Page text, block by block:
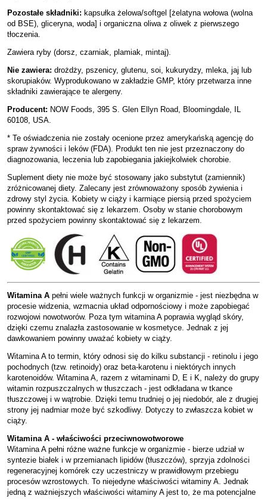
Pozostałe składniki: kapsułka żelowa/softgel [żelatyna wołowa (wolna
od BSE), gliceryna, woda] i organiczna oliwa z oliwek z pierwszego
tłoczenia.
Zawiera ryby (dorsz, czarniak, plamiak, mintaj).
Nie zawiera: drożdży, pszenicy, glutenu, soi, kukurydzy, mleka, jaj lub
skorupiaków. Wyprodukowano w zakładzie GMP, który przetwarza inne
składniki zawierające te alergeny.
Producent: NOW Foods, 395 S. Glen Ellyn Road, Bloomingdale, IL
60108, USA.
* Te oświadczenia nie zostały ocenione przez amerykańską agencję do
spraw żywności i leków (FDA). Produkt ten nie jest przeznaczony do
diagnozowania, leczenia lub zapobiegania jakiejkolwiek chorobie.
Suplement diety nie może być stosowany jako substytut (zamiennik)
zróżnicowanej diety. Zalecany jest zrównoważony sposób żywienia i
zdrowy styl życia. Kobiety w ciąży i karmiące piersią przed spożyciem
powinny skontaktować się z lekarzem. Osoby w stanie chorobowym
przed spożyciem powinny skontaktować się z lekarzem.
Witamina A pełni wiele ważnych funkcji w organizmie - jest niezbędna w
procesie widzenia, wzmacnia układ odpornościowy i może zapobiegać
rozwojowi nowotworów. Poza tym witamina A poprawia wygląd skóry,
dzięki czemu znalazła zastosowanie w kosmetyce. Jednak z jej
dawkowaniem powinny uważać kobiety w ciąży.
Witamina A to termin, który odnosi się do kilku substancji - retinolu i jego
pochodnych (tzw. retinoidy) oraz beta-karotenu i niektórych innych
karotenoidów. Witamina A, razem z witaminami D, E i K, należy do grupy
witamin rozpuszczalnych w tłuszczach - jest odkładana w tkance
tłuszczowej i w wątrobie. Dzięki temu trudniej o jej niedobór, ale z drugiej
strony jej nadmiar może być szkodliwy. Dotyczy to zwłaszcza kobiet w
ciąży.
Witamina A - właściwości przeciwnowotworowe
Witamina A pełni różne ważne funkcje w organizmie - bierze udział w
syntezie białek i w przemianach lipidów (tłuszczów), sprzyja zdolności
regeneracyjnej komórek czy uczestniczy w prawidłowym przebiegu
procesów wzrostowych. To niejedyne właściwości witaminy A. Jednak
jedną z ważniejszych właściwości witaminy A jest to, że ma potencjalne